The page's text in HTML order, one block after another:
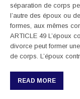
séparation de corps
l’autre des époux ou
formes, aux mêmes
ARTICLE 49 L’époux
divorce peut former
de corps. L’époux
READ MORE